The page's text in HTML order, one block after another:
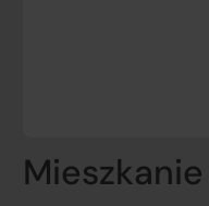
Mieszkanie